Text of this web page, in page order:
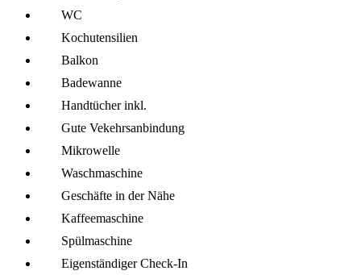
WC
Kochutensilien
Balkon
Badewanne
Handtücher inkl.
Gute Vekehrsanbindung
Mikro­welle
Wasch­maschine
Geschäfte in der Nähe
Kaffee­maschine
Spül­maschine
Eigenständiger Check-In